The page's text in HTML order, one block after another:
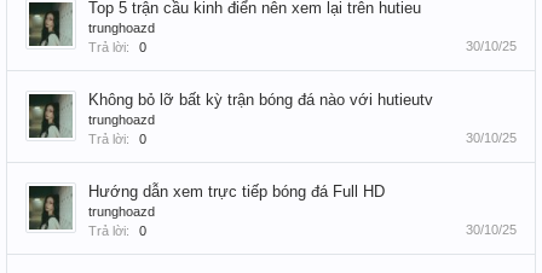
Top 5 trận cầu kinh điển nên xem lại trên hutieu
trunghoazd
Trả lời:
0 30/10/25
Không bỏ lỡ bất kỳ trận bóng đá nào với hutieutv
trunghoazd
Trả lời:
0 30/10/25
Hướng dẫn xem trực tiếp bóng đá Full HD
trunghoazd
Trả lời:
0 30/10/25